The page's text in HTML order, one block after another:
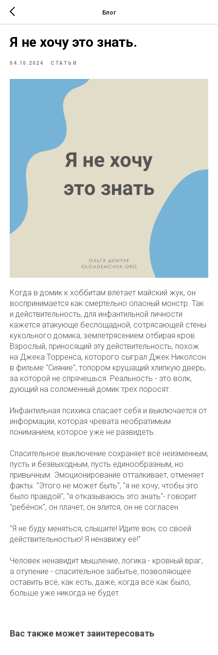
Блог
Я не хочу это знать.
04.10.2024 СТАТЬИ
Когда в домик к хоббитам влетает майский жук, он
воспринимается как смертельно опасный монстр. Так
и действительность, для инфантильной личности
кажется атакующе беспощадной, сотрясающей стены
кукольного домика, землетрясением отбирая кров.
Взрослый, приносящий эту действительность, похож
на Джека Торренса, которого сыграл Джек Николсон
в фильме "Сияние", топором крушащий хлипкую дверь,
за которой не спрячешься. Реальность - это волк,
дующий на соломенный домик трех поросят.
Инфантильная психика спасает себя и выключается от
информации, которая чревата необратимым
пониманием, которое уже не развидеть.
Спасительное выключение сохраняет всё неизменным,
пусть и безвыходным, пусть единообразным, но
привычным. Эмоционирование отталкивает, отменяет
факты. "Этого не может быть", "я не хочу, чтобы это
было правдой", "я отказываюсь это знать"- говорит
"ребёнок", он плачет, он злится, он не согласен.
"Я не буду меняться, слышите! Идите вон, со своей
действительностью! Я ненавижу её!"
Человек ненавидит мышление, логика - кровный враг,
а отупение - спасительное забытье, позволяющее
оставить всё, как есть, даже, когда всё как было,
больше уже никогда не будет.
Вас также может заинтересовать